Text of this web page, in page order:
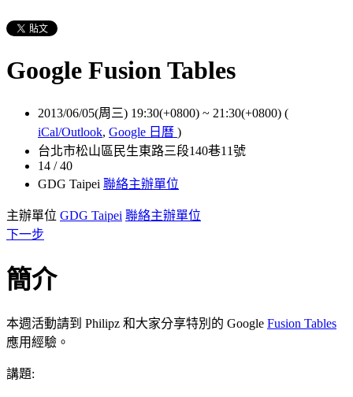
Google Fusion Tables
2013/06/05(周三) 19:30(+0800) ~ 21:30(+0800) (
iCal/Outlook, Google 日曆 )
台北市松山區民生東路三段140巷11號
14 / 40
GDG Taipei 聯絡主辦單位
主辦單位 GDG Taipei 聯絡主辦單位
下一步
簡介
本週活動請到 Philipz 和大家分享特別的 Google Fusion Tables
應用經驗。
講題: